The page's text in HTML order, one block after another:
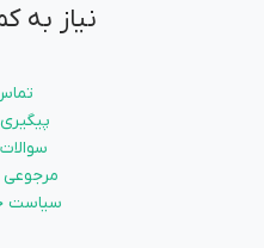
نیاز به
مرجوعی
سیاست